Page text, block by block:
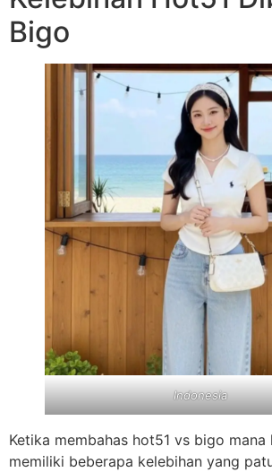
Bigo
Indonesia
Ketika membahas hot51 vs bigo
memiliki beberapa kelebihan yang